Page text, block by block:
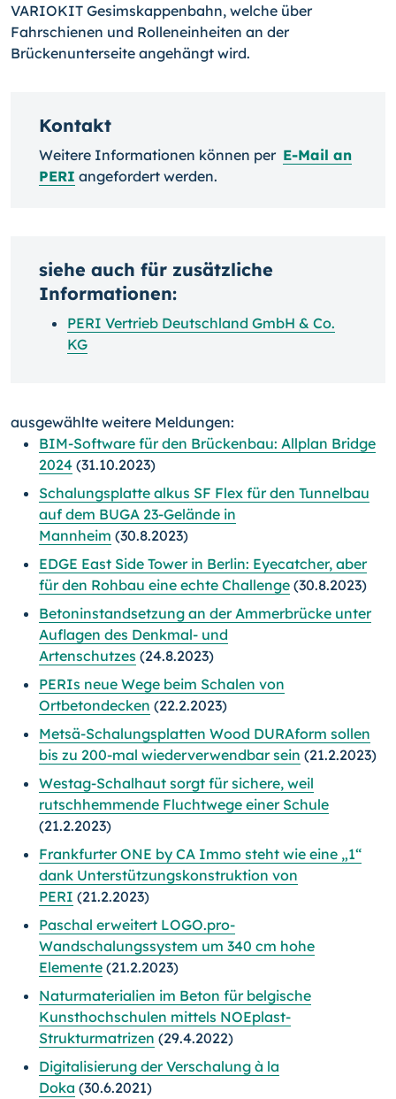
VARIOKIT Gesimskappenbahn, welche über
Fahrschienen und Rolleneinheiten an der
Brückenunterseite angehängt wird.
Kontakt
Weitere Informationen können per E-Mail an
PERI angefordert werden.
siehe auch für zusätzliche
Informationen:
PERI Vertrieb Deutschland GmbH & Co.
KG
ausgewählte weitere Meldungen:
BIM-Software für den Brückenbau: Allplan Bridge
2024 (31.10.2023)
Schalungsplatte alkus SF Flex für den Tunnelbau
auf dem BUGA 23-Gelände in
Mannheim (30.8.2023)
EDGE East Side Tower in Berlin: Eyecatcher, aber
für den Rohbau eine echte Challenge (30.8.2023)
Betoninstandsetzung an der Ammerbrücke unter
Auflagen des Denkmal- und
Artenschutzes (24.8.2023)
PERIs neue Wege beim Schalen von
Ortbetondecken (22.2.2023)
Metsä-Schalungsplatten Wood DURAform sollen
bis zu 200-mal wiederverwendbar sein (21.2.2023)
Westag-Schalhaut sorgt für sichere, weil
rutschhemmende Fluchtwege einer Schule
(21.2.2023)
Frankfurter ONE by CA Immo steht wie eine „1“
dank Unterstützungskonstruktion von
PERI (21.2.2023)
Paschal erweitert LOGO.pro-
Wandschalungssystem um 340 cm hohe
Elemente (21.2.2023)
Naturmaterialien im Beton für belgische
Kunsthochschulen mittels NOEplast-
Strukturmatrizen (29.4.2022)
Digitalisierung der Verschalung à la
Doka (30.6.2021)